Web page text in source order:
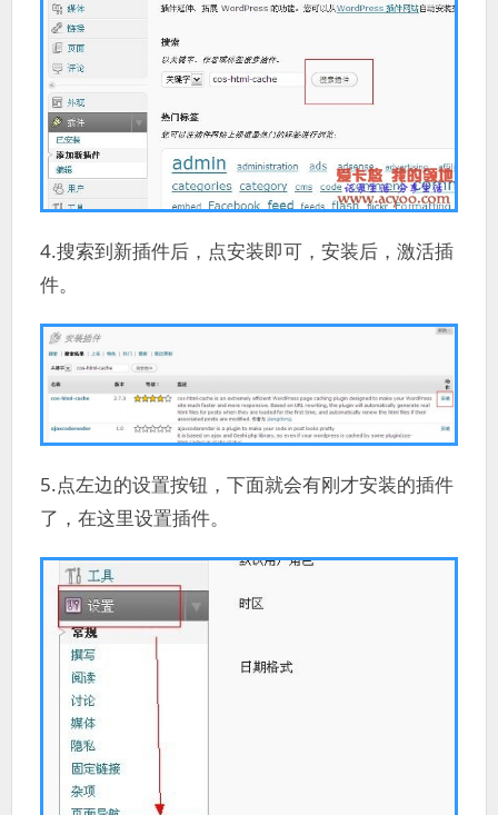
4.搜索到新插件后，点安装即可，安装后，激活插
件。
5.点左边的设置按钮，下面就会有刚才安装的插件
了，在这里设置插件。